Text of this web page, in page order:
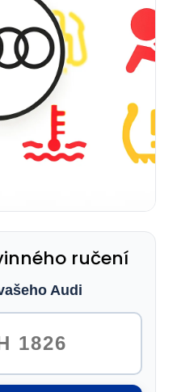
ručení
Audi